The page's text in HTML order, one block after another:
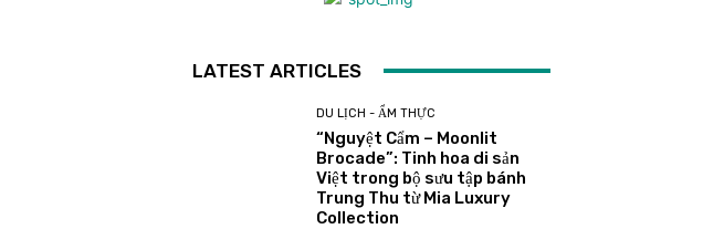
LATEST ARTICLES
DU LỊCH - ẨM THỰC
“Nguyệt Cẩm – Moonlit
Brocade”: Tinh hoa di sản
Việt trong bộ sưu tập bánh
Trung Thu từ Mia Luxury
Collection